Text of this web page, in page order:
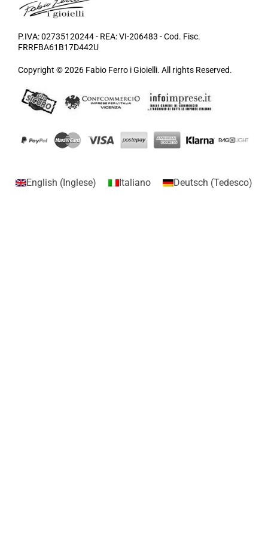
P.IVA: 02735120244 - REA: VI-206483 - Cod. Fisc.
FRRFBA61B17D442U
Copyright © 2026 Fabio Ferro i Gioielli. All rights Reserved.
English (Inglese) Italiano Deutsch (Tedesco)